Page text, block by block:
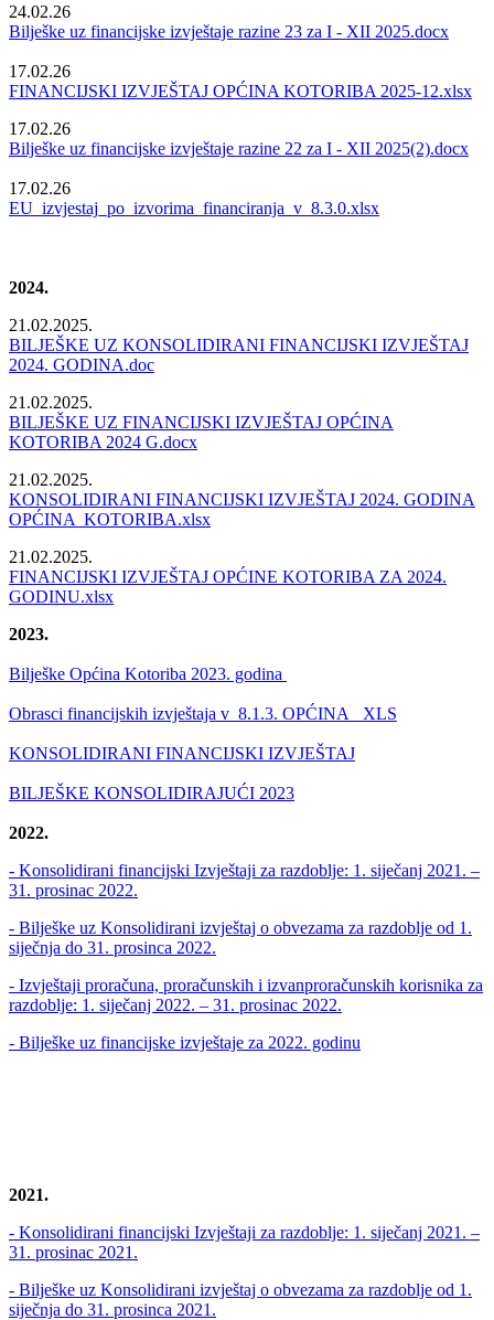
24.02.26
Bilješke uz financijske izvještaje razine 23 za I - XII 2025.docx
17.02.26
FINANCIJSKI IZVJEŠTAJ OPĆINA KOTORIBA 2025-12.xlsx
17.02.26
Bilješke uz financijske izvještaje razine 22 za I - XII 2025(2).docx
17.02.26
EU_izvjestaj_po_izvorima_financiranja_v_8.3.0.xlsx
2024.
21.02.2025.
BILJEŠKE UZ KONSOLIDIRANI FINANCIJSKI IZVJEŠTAJ
2024. GODINA.doc
21.02.2025.
BILJEŠKE UZ FINANCIJSKI IZVJEŠTAJ OPĆINA
KOTORIBA 2024 G.docx
21.02.2025.
KONSOLIDIRANI FINANCIJSKI IZVJEŠTAJ 2024. GODINA
OPĆINA KOTORIBA.xlsx
21.02.2025.
FINANCIJSKI IZVJEŠTAJ OPĆINE KOTORIBA ZA 2024.
GODINU.xlsx
2023.
Bilješke Općina Kotoriba 2023. godina
Obrasci financijskih izvještaja v_8.1.3. OPĆINA_ XLS
KONSOLIDIRANI FINANCIJSKI IZVJEŠTAJ
BILJEŠKE KONSOLIDIRAJUĆI 2023
2022.
- Konsolidirani financijski Izvještaji za razdoblje: 1. siječanj 2021. –
31. prosinac 2022.
- Bilješke uz Konsolidirani izvještaj o obvezama za razdoblje od 1.
siječnja do 31. prosinca 2022.
- Izvještaji proračuna, proračunskih i izvanproračunskih korisnika za
razdoblje: 1. siječanj 2022. – 31. prosinac 2022.
- Bilješke uz financijske izvještaje za 2022. godinu
2021.
- Konsolidirani financijski Izvještaji za razdoblje: 1. siječanj 2021. –
31. prosinac 2021.
- Bilješke uz Konsolidirani izvještaj o obvezama za razdoblje od 1.
siječnja do 31. prosinca 2021.